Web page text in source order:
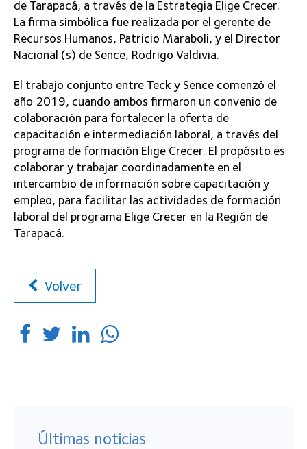
de Tarapacá, a través de la Estrategia Elige Crecer.
La firma simbólica fue realizada por el gerente de
Recursos Humanos, Patricio Maraboli, y el Director
Nacional (s) de Sence, Rodrigo Valdivia.
El trabajo conjunto entre Teck y Sence comenzó el
año 2019, cuando ambos firmaron un convenio de
colaboración para fortalecer la oferta de
capacitación e intermediación laboral, a través del
programa de formación Elige Crecer. El propósito es
colaborar y trabajar coordinadamente en el
intercambio de información sobre capacitación y
empleo, para facilitar las actividades de formación
laboral del programa Elige Crecer en la Región de
Tarapacá.
Volver
Últimas noticias